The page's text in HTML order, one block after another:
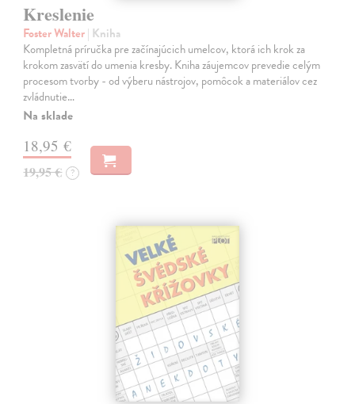
Kreslenie
Foster Walter| Kniha
Kompletná príručka pre začínajúcich umelcov, ktorá ich krok za
krokom zasvätí do umenia kresby. Kniha záujemcov prevedie celým
procesom tvorby - od výberu nástrojov, pomôcok a materiálov cez
zvládnutie…
Na sklade
18,95 €
19,95 € ?